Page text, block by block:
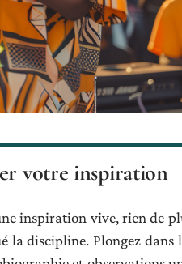
votre inspiration
inspiration vive, rien de
la discipline. Plongez dans